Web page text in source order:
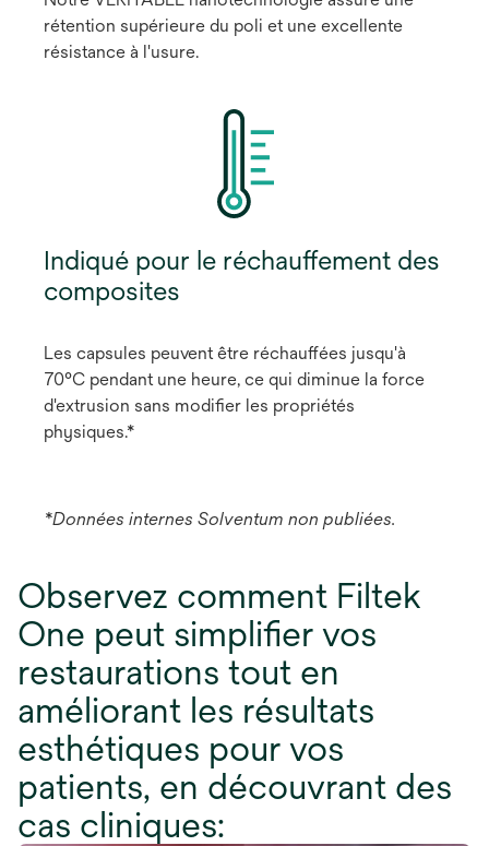
rétention supérieure du poli et une excellente
résistance à l'usure.
Indiqué pour le réchauffement des
composites
Les capsules peuvent être réchauffées jusqu'à
70°C pendant une heure, ce qui diminue la force
d'extrusion sans modifier les propriétés
physiques.*
*Données internes Solventum non publiées.
Observez comment Filtek
One peut simplifier vos
restaurations tout en
améliorant les résultats
esthétiques pour vos
patients, en découvrant des
cas cliniques: